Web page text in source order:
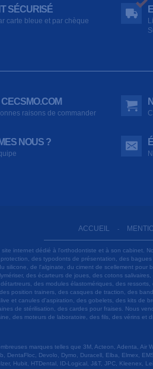
SÉCURISÉ
carte bleue et par chèque
raisons de commander
NOUS ?
ACCUEIL -
site internet dédié à l'orthodontiste et à son cabinet.
des typodonts de présentation, des
silicone, de l'alginate, du ciment de scellement
des écarteurs de joues, des cotons
des modules élastomériques, des
position trainers, des casques de traction, des
et canules d'aspiration, des gobelets, des kits de
de stérilisation, des cardes pour fraises. Nous
des moteurs de laboratoire, des fils, des vérins
marques telles que 3M, Acteon, Adenta, Air
DentaFloc, Devolo, Dymo, Duracell, Elba, Elmex,
Hubit, HTDental, ID-Logical, J&T, JPC, Kleenex,